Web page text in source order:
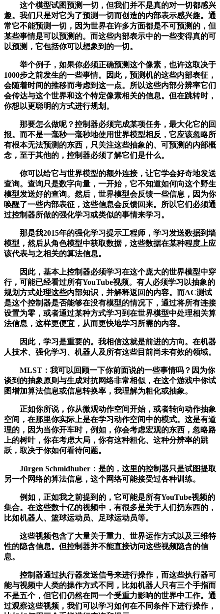
这个模型试图预测一切，但我们并不是真的对一切都感兴
趣。我们只是对它为了预测一切而创造的内部表示感兴趣。通
常它不能预测一切，因为世界在许多方面都是不可预测的，但
某些事情是可以预测的。而这些内部表示中的一些变得真的可
以预测，它包括你可以想象到的一切。
举个例子，如果你必须正确预测这个像素，也许这取决于
1000步之前发生的一些事情。因此，预测机的这些内部表征，
会随着时间的推移而考虑到这一点。所以这些内部分辨率它们
会传达与这个世界和这个特定像素相关的信息。但在跳转时，
你想以更聪明的方式进行规划。
那要怎么做呢？控制器必须完成某项任务，最大化它的回
报。而不是一毫秒一毫秒地使用世界模型相反，它应该忽略所
有根本无法预测的东西，只关注这些抽象的、可预测的内部概
念，至于其他的，控制器必须了解它们是什么。
你可以给它与世界模型的额外连接，让它学会好奇地发送
查询。查询只是数字向量，一开始，它不知道如何向这个野生
模型发送好的查询。然后，世界模型会反馈一些信息，因为你
唤醒了一些内部表征，这些信息会反馈回来。所以它们必须通
过控制器所做的强化学习或类似的事情来学习。
那是我2015年的强化学习提示工程师，学习发送数据到墙
模型，然后从角色模型中获取数据，这些数据在某种程度上应
该代表与之相关的算法信息。
因此，基本上控制器必须学习在这个庞大的世界模型中穿
行，可能已经看过所有YouTube视频。有人必须学习以抽象的
规划方式处理这些内部知识，并解释返回的内容。而AC测试
是这个控制器是否能够在没有模型的情况下，通过将所有连接
设置为零，或者通过某种方式学习到在世界模型中处理相关算
法信息，这样更便宜，从而更快地学习所需的内容。
因此，学习是重要的。我相信这就是前进的方向。在机器
人技术、强化学习、机器人及所有这些目前尚未有效的领域。
MLST：我可以回顾一下你前面说的一些事情吗？因为你
谈到的抽象原则与生成对抗网络非常相似，在这个游戏中你试
图增加算法信息或信息转换率，我理解为粗化或抽象。
正如你所说，你从微观动作空间开始，或者转向动作抽象
空间，在那里你实际上是在学习动作空间中的模式。这是有道
理的，因为当你开车时，例如，你会考虑宏观的东西，忽略路
上的树叶，你在考虑大局，你有这种粗化、这种分辨率的跳
跃，取决于你如何看待问题。
Jürgen Schmidhuber：是的，这里的控制器只是试图提取
另一个网络的算法信息，这个网络可能接受过各种训练。
例如，正如我之前提到的，它可能是所有YouTube视频的
集合。在这些数十亿的视频中，有很多是关于人们扔东西的，
比如机器人、篮球运动员、足球运动员等。
这些视频包含了大量关于重力、世界运作方式以及三维特
性的隐含信息。但控制器并不能直接访问这些视频隐含的信
息。
控制器通过执行器发送信号来进行操作，而这些执行器可
能与视频中人类的操作方式不同，比如机器人只有三个手指而
不是五个，但它们仍然在同一个受重力影响的世界中工作。通
过观察这些视频，我们可以学习如何在不同条件下进行操作，